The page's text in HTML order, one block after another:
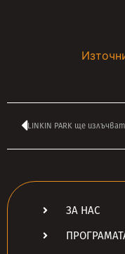
ЗА НАС